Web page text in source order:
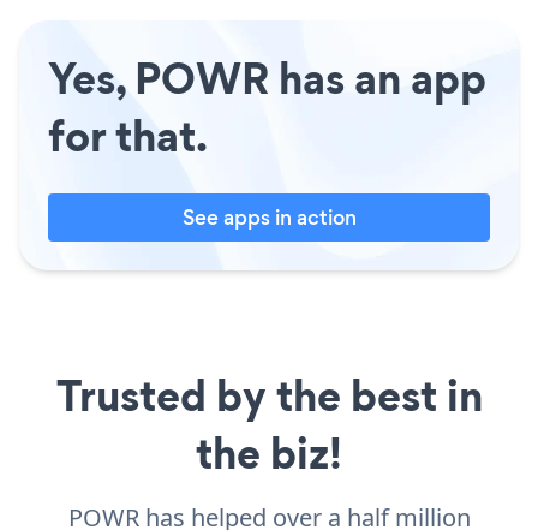
Yes, POWR has an app
for that.
See apps in action
Trusted by the best in
the biz!
POWR has helped over a half million